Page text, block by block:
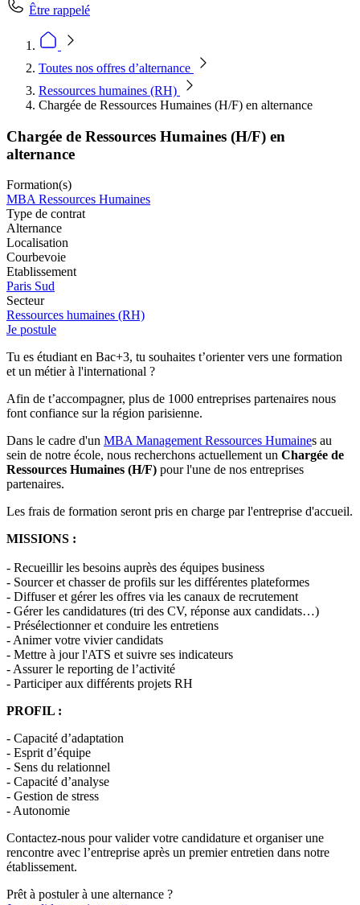
Être rappelé
Toutes nos offres d’alternance
Ressources humaines (RH)
Chargée de Ressources Humaines (H/F) en alternance
Chargée de Ressources Humaines (H/F) en
alternance
Formation(s)
MBA Ressources Humaines
Type de contrat
Alternance
Localisation
Courbevoie
Etablissement
Paris Sud
Secteur
Ressources humaines (RH)
Je postule
Tu es étudiant en Bac+3, tu souhaites t’orienter vers une formation
et un métier à l'international ?
Afin de t’accompagner, plus de 1000 entreprises partenaires nous
font confiance sur la région parisienne.
Dans le cadre d'un MBA Management Ressources Humaines au
sein de notre école, nous recherchons actuellement un Chargée de
Ressources Humaines (H/F) pour l'une de nos entreprises
partenaires.
Les frais de formation seront pris en charge par l'entreprise d'accueil.
MISSIONS :
- Recueillir les besoins auprès des équipes business
- Sourcer et chasser de profils sur les différentes plateformes
- Diffuser et gérer les offres via les canaux de recrutement
- Gérer les candidatures (tri des CV, réponse aux candidats…)
- Présélectionner et conduire les entretiens
- Animer votre vivier candidats
- Mettre à jour l'ATS et suivre ses indicateurs
- Assurer le reporting de l’activité
- Participer aux différents projets RH
PROFIL :
- Capacité d’adaptation
- Esprit d’équipe
- Sens du relationnel
- Capacité d’analyse
- Gestion de stress
- Autonomie
Contactez-nous pour valider votre candidature et organiser une
rencontre avec l’entreprise après un premier entretien dans notre
établissement.
Prêt à postuler à une alternance ?